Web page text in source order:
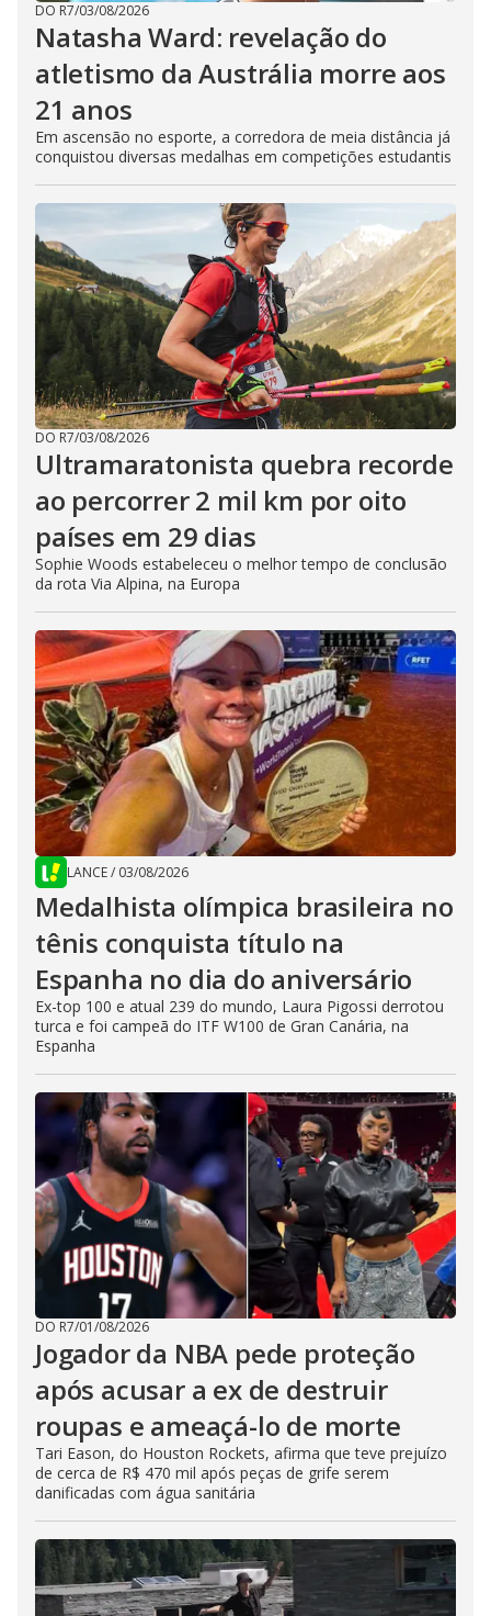
DO R7/03/08/2026
Natasha Ward: revelação do
atletismo da Austrália morre aos
21 anos
Em ascensão no esporte, a corredora de meia distância já
conquistou diversas medalhas em competições estudantis
DO R7/03/08/2026
Ultramaratonista quebra recorde
ao percorrer 2 mil km por oito
países em 29 dias
Sophie Woods estabeleceu o melhor tempo de conclusão
da rota Via Alpina, na Europa
LANCE/ 03/08/2026
Medalhista olímpica brasileira no
tênis conquista título na
Espanha no dia do aniversário
Ex-top 100 e atual 239 do mundo, Laura Pigossi derrotou
turca e foi campeã do ITF W100 de Gran Canária, na
Espanha
DO R7/01/08/2026
Jogador da NBA pede proteção
após acusar a ex de destruir
roupas e ameaçá-lo de morte
Tari Eason, do Houston Rockets, afirma que teve prejuízo
de cerca de R$ 470 mil após peças de grife serem
danificadas com água sanitária